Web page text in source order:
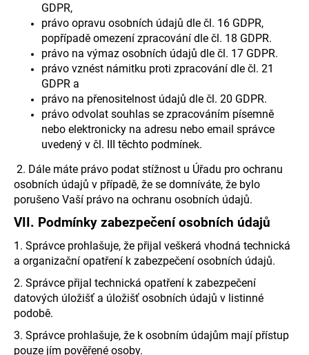
GDPR,
právo opravu osobních údajů dle čl. 16 GDPR,
popřípadě omezení zpracování dle čl. 18 GDPR.
právo na výmaz osobních údajů dle čl. 17 GDPR.
právo vznést námitku proti zpracování dle čl. 21
GDPR a
právo na přenositelnost údajů dle čl. 20 GDPR.
právo odvolat souhlas se zpracováním písemně
nebo elektronicky na adresu nebo email správce
uvedený v čl. III těchto podmínek.
2. Dále máte právo podat stížnost u Úřadu pro ochranu
osobních údajů v případě, že se domníváte, že bylo
porušeno Vaší právo na ochranu osobních údajů.
VII. Podmínky zabezpečení osobních údajů
1. Správce prohlašuje, že přijal veškerá vhodná technická
a organizační opatření k zabezpečení osobních údajů.
2. Správce přijal technická opatření k zabezpečení
datových úložišť a úložišť osobních údajů v listinné
podobě.
3. Správce prohlašuje, že k osobním údajům mají přístup
pouze jím pověřené osoby.